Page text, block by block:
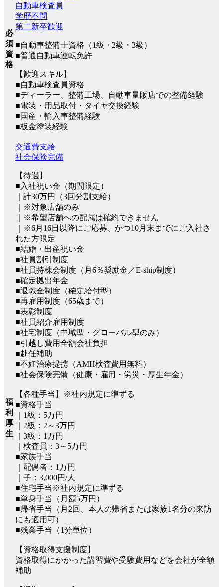
必
須
資
格
自動車検査員
学歴不問
第二新卒歓迎
■自動車整備士資格（1級・2級・3級）
■普通自動車運転免許
【歓迎スキル】
■自動車検査員資格
■ディーラー、整備工場、自動車量販店での整備経験
■電装・用品取付・タイヤ交換経験
■国産・輸入車整備経験
■板金塗装経験
福
利
厚
生
交通費支給
社会保険完備
【待遇】
■入社祝い金（期間限定）
｜計30万円（3回分割支給）
｜※対象店舗のみ
｜※希望店舗への配属は確約できません
｜※6月16日以降にご応募、かつ10月末までにご入社さ
れた方限定
■結婚・出産祝い金
■社員割引制度
■社員持株会制度（月6％奨励金／E-ship制度）
■確定拠出年金
■退職金制度（確定給付型）
■再雇用制度（65歳まで）
■表彰制度
■社員紹介雇用制度
■社宅制度（中域型・グローバル型のみ）
■引越し費用全額会社負担
■赴任補助
■不妊治療提携（AMH検査費用無料）
■社会保険完備（健康・雇用・労災・厚生年金）
【各種手当】※社内規定に準ずる
■資格手当
｜1級：5万円
｜2級：2～3万円
｜3級：1万円
｜検査員：3～5万円
■家族手当
｜配偶者：1万円
｜子：3,000円/人
■住宅手当※社内規定に準ずる
■単身手当（月額5万円）
■帰省手当（月2回、本人の帰省または家族1名分の来訪
にも適用可）
■残業手当（1分単位）
【資格取得支援制度】
資格取得にかかった講習費や受験費用などを会社が全額
補助